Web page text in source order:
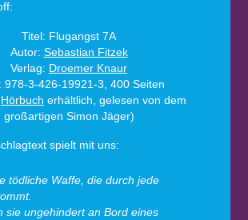
Titel: Flugangst 7A
Autor: Sebastian Fitzek
Verlag: Droemer Knaur
978-3-426-19921-3, 400 Seiten
Hörbuch erhältlich, gelesen von dem
großartigen Simon Jäger)
spielt mit uns:
tödliche Waffe, die durch jede
sie ungehindert an Bord eines